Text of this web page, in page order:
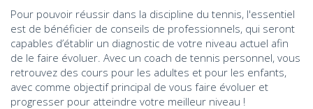
Pour pouvoir réussir dans la discipline du tennis, l'essentiel
est de bénéficier de conseils de professionnels, qui seront
capables d’établir un diagnostic de votre niveau actuel afin
de le faire évoluer. Avec un coach de tennis personnel, vous
retrouvez des cours pour les adultes et pour les enfants,
avec comme objectif principal de vous faire évoluer et
progresser pour atteindre votre meilleur niveau !